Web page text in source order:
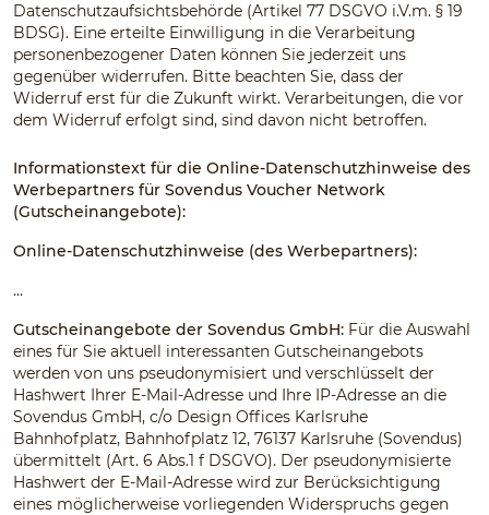
Datenschutzaufsichtsbehörde (Artikel 77 DSGVO i.V.m. § 19
BDSG). Eine erteilte Einwilligung in die Verarbeitung
personenbezogener Daten können Sie jederzeit uns
gegenüber widerrufen. Bitte beachten Sie, dass der
Widerruf erst für die Zukunft wirkt. Verarbeitungen, die vor
dem Widerruf erfolgt sind, sind davon nicht betroffen.
Informationstext für die Online-Datenschutzhinweise des
Werbepartners für Sovendus Voucher Network
(Gutscheinangebote):
Online-Datenschutzhinweise (des Werbepartners):
…
Gutscheinangebote der Sovendus GmbH: Für die Auswahl
eines für Sie aktuell interessanten Gutscheinangebots
werden von uns pseudonymisiert und verschlüsselt der
Hashwert Ihrer E-Mail-Adresse und Ihre IP-Adresse an die
Sovendus GmbH, c/o Design Offices Karlsruhe
Bahnhofplatz, Bahnhofplatz 12, 76137 Karlsruhe (Sovendus)
übermittelt (Art. 6 Abs.1 f DSGVO). Der pseudonymisierte
Hashwert der E-Mail-Adresse wird zur Berücksichtigung
eines möglicherweise vorliegenden Widerspruchs gegen